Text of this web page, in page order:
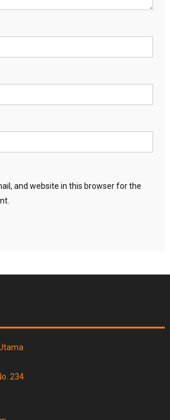
and website in this browser for the
234